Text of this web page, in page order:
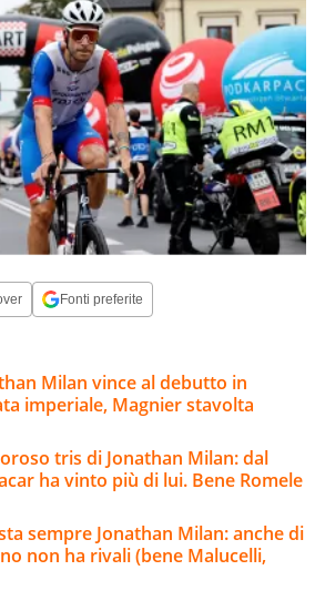
Fonti preferite
Milan vince al debutto in
imperiale, Magnier stavolta
tris di Jonathan Milan: dal
ha vinto più di lui. Bene Romele
sempre Jonathan Milan: anche di
non ha rivali (bene Malucelli,